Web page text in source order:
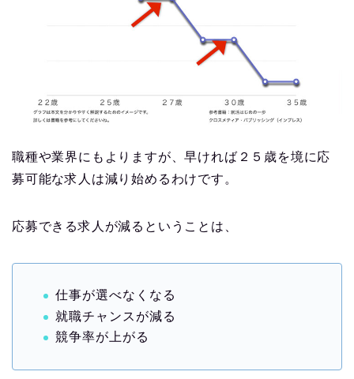
職種や業界にもよりますが、早ければ２５歳を境に応
募可能な求人は減り始めるわけです。
応募できる求人が減るということは、
仕事が選べなくなる
就職チャンスが減る
競争率が上がる